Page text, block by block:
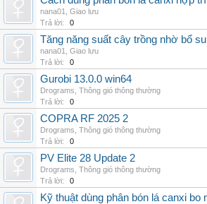
nana01
Giao lưu
Trả lời:
0
Tăng năng suất cây trồng nhờ bổ
nana01
Giao lưu
Trả lời:
0
Gurobi 13.0.0 win64
Drograms Thông gió thông thường
Trả lời:
0
COPRA RF 2025 2
Drograms Thông gió thông thường
Trả lời:
0
PV Elite 28 Update 2
Drograms Thông gió thông thường
Trả lời:
0
Kỹ thuật dùng phân bón lá canxi bo